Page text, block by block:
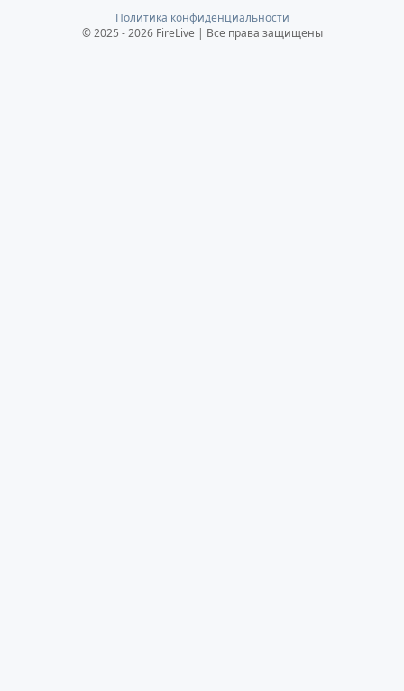
Политика конфиденциальности
© 2025 - 2026 FireLive | Все права защищены